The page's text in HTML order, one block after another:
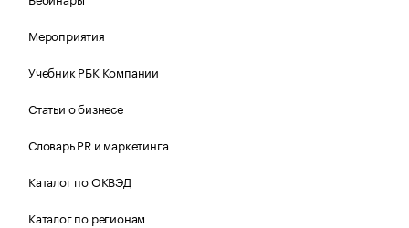
Мероприятия
Учебник РБК Компании
Статьи о бизнесе
Словарь PR и маркетинга
Каталог по ОКВЭД
Каталог по регионам